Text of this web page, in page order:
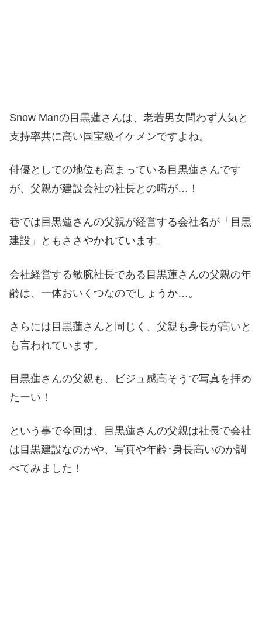
Snow Manの目黒蓮さんは、老若男女問わず人気と
支持率共に高い国宝級イケメンですよね。
俳優としての地位も高まっている目黒蓮さんです
が、父親が建設会社の社長との噂が…！
巷では目黒蓮さんの父親が経営する会社名が「 目黒
建設」ともささやかれています。
会社経営する敏腕社長である目黒蓮さんの父親の年
齢は、一体おいくつなのでしょうか…。
さらには目黒蓮さんと同じく、父親も身長が高いと
も言われています。
目黒蓮さんの父親も、ビジュ感高そうで写真を拝め
たーい！
という事で今回は、目黒蓮さんの父親は社長で会社
は目黒建設なのかや、写真や年齢･身長高いのか調
べてみました！